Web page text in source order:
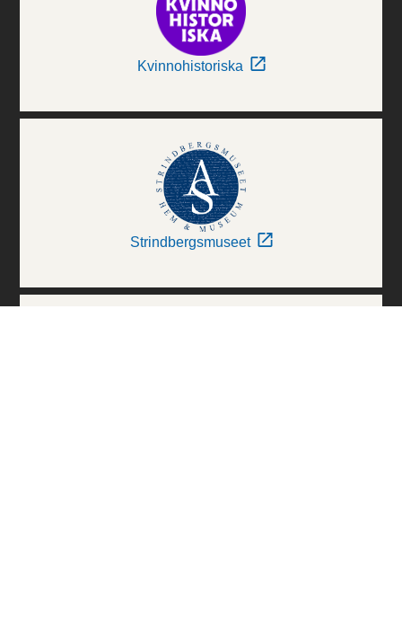
Kvinnohistoriska
Strindbergsmuseet